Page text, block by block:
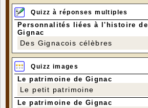
Quizz à réponses multiples
Personnalités liées à l'histoire de
Gignac
Des Gignacois célèbres
Quizz images
Le patrimoine de Gignac
Le petit patrimoine
Le patrimoine de Gignac